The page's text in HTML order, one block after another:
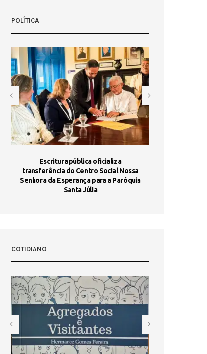
POLÍTICA
Escritura pública oficializa
transferência do Centro Social Nossa
Senhora da Esperança para a Paróquia
Santa Júlia
COTIDIANO